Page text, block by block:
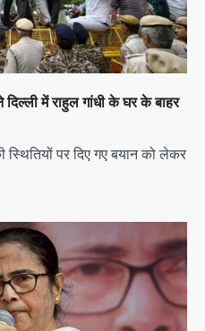
में राहुल गांधी के घर के बाहर
पर दिए गए बयान को लेकर